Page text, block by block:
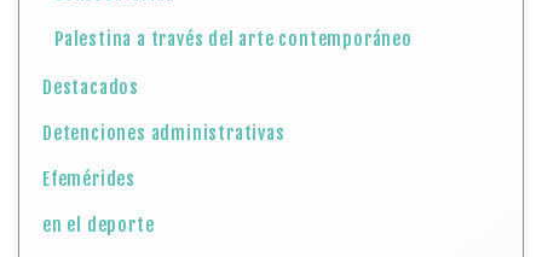
Palestina a través del arte contemporáneo
Destacados
Detenciones administrativas
Efemérides
en el deporte